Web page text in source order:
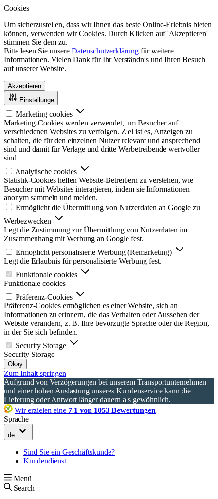
Cookies
Um sicherzustellen, dass wir Ihnen das beste Online-Erlebnis bieten
können, verwenden wir Cookies. Durch Klicken auf 'Akzeptieren'
stimmen Sie dem zu.
Bitte lesen Sie unsere Datenschutzerklärung für weitere
Informationen. Vielen Dank für Ihr Verständnis und Ihren Besuch
auf unserer Website.
Akzeptieren
Einstellunge
Marketing cookies
Marketing-Cookies werden verwendet, um Besucher auf
verschiedenen Websites zu verfolgen. Ziel ist es, Anzeigen zu
schalten, die für den einzelnen Nutzer relevant und ansprechend
sind und damit für Verlage und dritte Werbetreibende wertvoller
sind.
Analytische cookies
Statistik-Cookies helfen Website-Betreibern zu verstehen, wie
Besucher mit Websites interagieren, indem sie Informationen
anonym sammeln und melden.
Ermöglicht die Übermittlung von Nutzerdaten an Google zu
Werbezwecken
Legt die Zustimmung zur Übermittlung von Nutzerdaten im
Zusammenhang mit Werbung an Google fest.
Ermöglicht personalisierte Werbung (Remarketing)
Legt die Erlaubnis für personalisierte Werbung fest.
Funktionale cookies
Funktionale cookies
Präferenz-Cookies
Präferenz-Cookies ermöglichen es einer Website, sich an
Informationen zu erinnern, die das Verhalten oder Aussehen der
Website verändern, z. B. Ihre bevorzugte Sprache oder die Region,
in der Sie sich befinden.
Security Storage
Security Storage
Okay
Zum Inhalt springen
Aufgrund von Verzögerungen bei unserem Transportunternehmen
und einer hohen Auslastung unseres Kundenservice kann die
Lieferung oder Antwort länger dauern als gewöhnlich.
Wir erzielen eine 7.1 von 1053 Bewertungen
Sprache
de
Sind Sie ein Geschäftskunde?
Kundendienst
Menü
Search